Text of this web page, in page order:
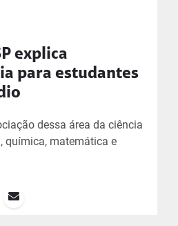
explica
para estudantes
dessa área da ciência
química, matemática e